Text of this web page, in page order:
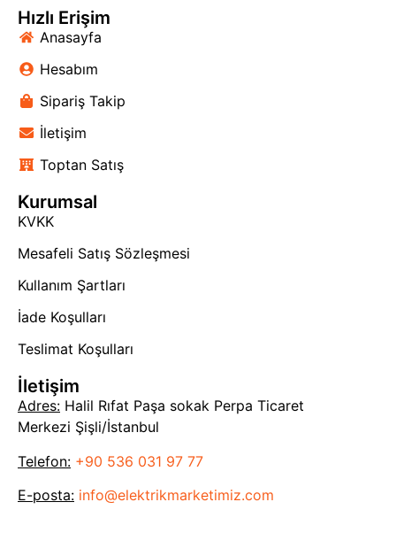
Hızlı Erişim
Anasayfa
Hesabım
Sipariş Takip
İletişim
Toptan Satış
Kurumsal
KVKK
Mesafeli Satış Sözleşmesi
Kullanım Şartları
İade Koşulları
Teslimat Koşulları
İletişim
Adres: Halil Rıfat Paşa sokak Perpa Ticaret
Merkezi Şişli/İstanbul
Telefon: +90 536 031 97 77
E-posta: info@elektrikmarketimiz.com